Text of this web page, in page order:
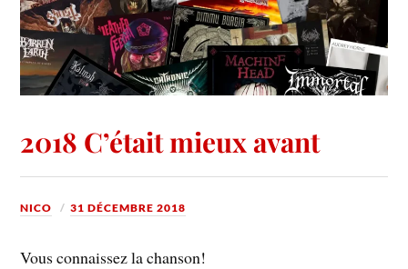
2018 C’était mieux avant
NICO 31 DÉCEMBRE 2018
Vous connaissez la chanson!